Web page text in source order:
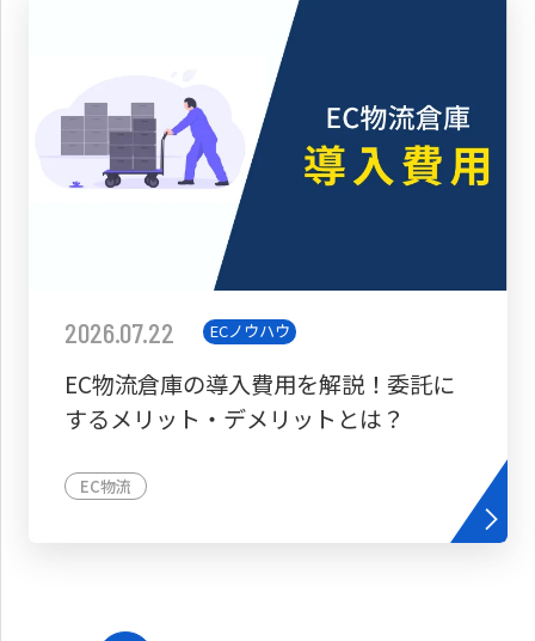
2026.07.22 ECノウハウ
EC物流倉庫の導入費用を解説！委託に
するメリット・デメリットとは？
EC物流